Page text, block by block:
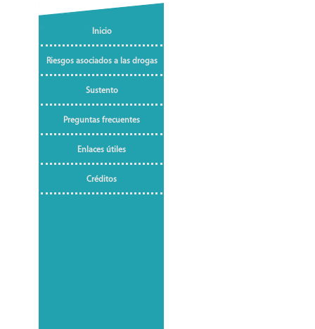
Inicio
Riesgos asociados a las drogas
Sustento
Preguntas frecuentes
Enlaces útiles
Créditos